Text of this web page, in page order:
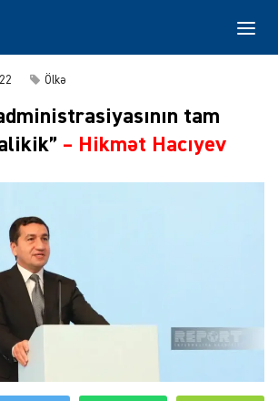
Ölkə
tam
– Hikmət Hacıyev